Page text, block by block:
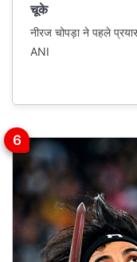
चूके
नीरज चोपड़ा ने पहले
ANI